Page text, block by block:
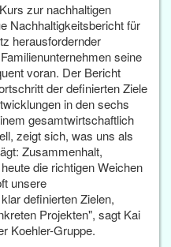
zur nachhaltigen
Nachhaltigkeitsbericht für
herausfordernder
seine
voran. Der Bericht
der definierten Ziele
in den sechs
gesamtwirtschaftlich
zeigt sich, was uns als
Zusammenhalt,
die richtigen Weichen
unsere
definierten Zielen,
Projekten", sagt Kai
Koehler-Gruppe.